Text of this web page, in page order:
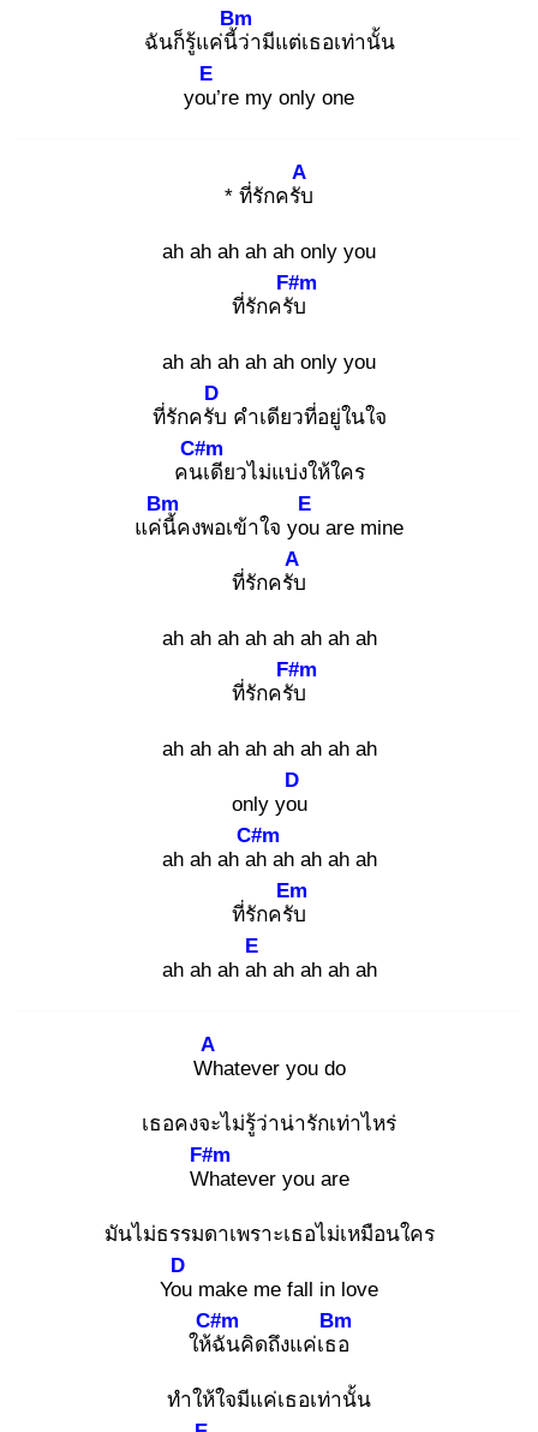
ฉันก็รู้แค่นี้ว่
Bm
ามีแต่เธอเท่านั้น
you’
E
re my only one
* ที่รักครับ
A
ah ah ah ah ah only you
ที่รักครับ
F#m
ah ah ah ah ah only you
ที่รักครับ
D
คำเดียวที่อยู่ในใจ
คนเ
C#m
ดียวไม่แบ่งให้ใคร
แค่นี้
Bm
คงพอเข้าใจ you
E
are mine
ที่รักครับ
A
ah ah ah ah ah ah ah ah
ที่รักครับ
F#m
ah ah ah ah ah ah ah ah
only you
D
ah ah ah ah
C#m
ah ah ah ah
ที่รักครับ
Em
ah ah ah ah
E
ah ah ah ah
Wh
A
atever you do
เธอคงจะไม่รู้ว่าน่ารักเท่าไหร่
Wh
F#m
atever you are
มันไม่ธรรมดาเพราะเธอไม่เหมือนใคร
You
D
make me fall in love
ให้ฉั
C#m
นคิดถึงแค่เธอ
Bm
ทำให้ใจมีแค่เธอเท่านั้น